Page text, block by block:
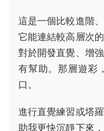
這是一個比較進階
它能連結較高層次
對於開發直覺、增
有幫助。那層遊彩
口。
進行直覺練習或塔
助我更快沉靜下來